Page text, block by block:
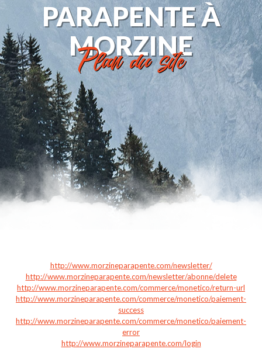
PARAPENTE À
MORZINE
Plan du site
http://www.morzineparapente.com/newsletter/
http://www.morzineparapente.com/newsletter/abonne/delete
http://www.morzineparapente.com/commerce/monetico/return-url
http://www.morzineparapente.com/commerce/monetico/paiement-
success
http://www.morzineparapente.com/commerce/monetico/paiement-
error
http://www.morzineparapente.com/login